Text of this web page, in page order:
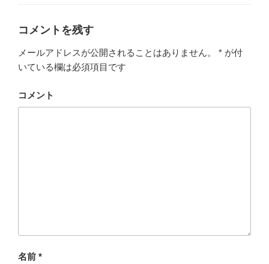
o
k
コメントを残す
メールアドレスが公開されることはありません。 * が付
いている欄は必須項目です
コメント
名前 *